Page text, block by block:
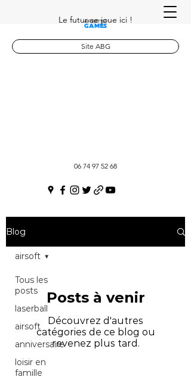
Le futur se joue ici !
Site ABG
06 74 97 52 68
Blog
Tous les
posts
laserball
airsoft
anniversaire
loisir en
famille
airsoft
Posts à venir
Découvrez d'autres
catégories de ce blog ou
revenez plus tard.